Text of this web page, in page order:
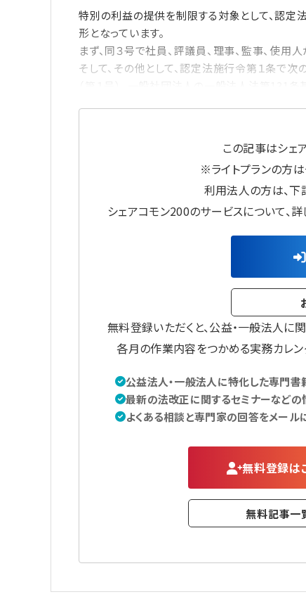
特別の利益の提供を制限する対象として、認定
形となっています。
まず、同３号で社員、評議員、理事、監事、使用
そして、その他として、認定法施行令第１条で
この記事はシェ
※ライトプランの方
利用法人の方は、下
シェアコモン200のサービスについて、
無料登録いただくと、公益・一般法人
各月の作業内容をつかめる実務カレ
公益法人・一般法人に特化した専門書
最新の法改正に関するセミナーなどの
よくある相談と専門家の回答をメール
無料登録は
無料記事一